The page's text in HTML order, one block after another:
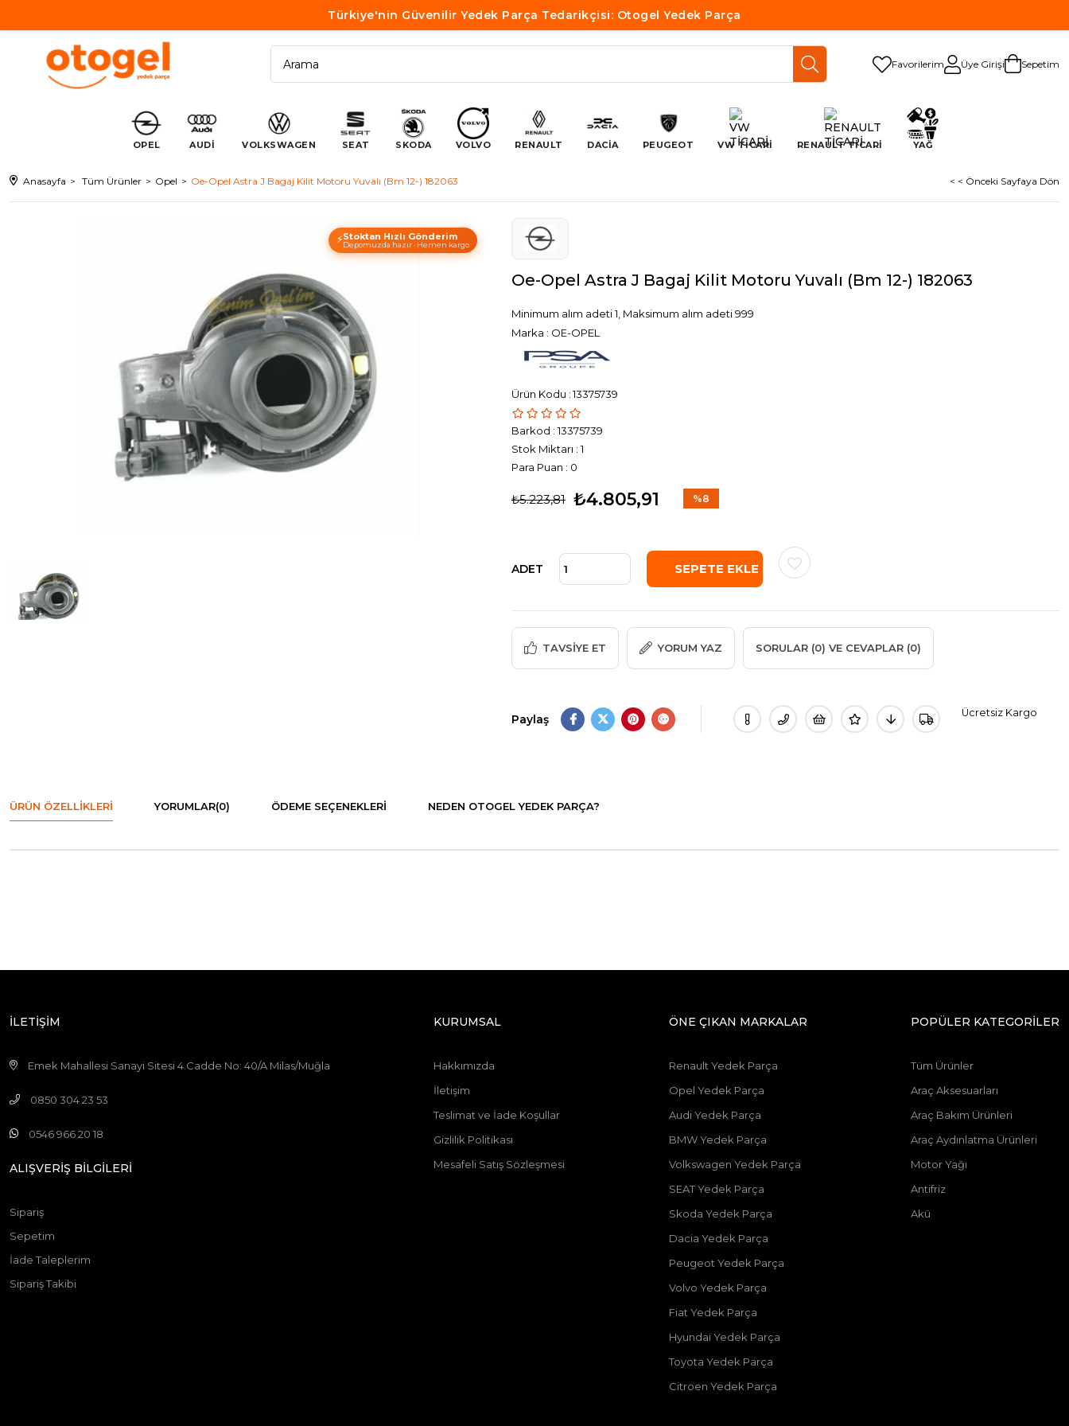
Türkiye'nin Güvenilir Yedek Parça Tedarikçisi: Otogel Yedek Parça
Favorilerim Üye Girişi Sepetim
OPEL AUDİ VOLKSWAGEN SEAT SKODA VOLVO RENAULT DACİA PEUGEOT VW TİCARİ RENAULT TİCARİ YAĞ
Anasayfa Tüm Ürünler Opel Oe-Opel Astra J Bagaj Kilit Motoru Yuvalı (Bm 12-) 182063 < < Önceki Sayfaya Dön
⚡Stoktan Hızlı Gönderim
Depomuzda hazır · Hemen kargo
Oe-Opel Astra J Bagaj Kilit Motoru Yuvalı (Bm 12-) 182063
Minimum alım adeti 1, Maksimum alım adeti 999
Marka : OE-OPEL
13375739
Barkod : 13375739
Stok Miktarı : 1
Para Puan : 0
₺5.223,81 ₺4.805,91 %8
ADET
TAVSIYE ET YORUM YAZ SORULAR (0) VE CEVAPLAR (0)
Paylaş Ücretsiz Kargo
ÜRÜN ÖZELLIKLERI YORUMLAR(0) ÖDEME SEÇENEKLERI NEDEN OTOGEL YEDEK PARÇA?
İLETİŞİM
Emek Mahallesi Sanayi Sitesi 4.Cadde No: 40/A Milas/Muğla
0850 304 23 53
0546 966 20 18
ALIŞVERİŞ BİLGİLERİ
Sipariş
Sepetim
İade Taleplerim
Sipariş Takibi
KURUMSAL
Hakkımızda
İletişim
Teslimat ve İade Koşullar
Gizlilik Politikası
Mesafeli Satış Sözleşmesi
ÖNE ÇIKAN MARKALAR
Renault Yedek Parça
Opel Yedek Parça
Audi Yedek Parça
BMW Yedek Parça
Volkswagen Yedek Parça
SEAT Yedek Parça
Skoda Yedek Parça
Dacia Yedek Parça
Peugeot Yedek Parça
Volvo Yedek Parça
Fiat Yedek Parça
Hyundai Yedek Parça
Toyota Yedek Parça
Citroen Yedek Parça
POPÜLER KATEGORİLER
Tüm Ürünler
Araç Aksesuarları
Araç Bakım Ürünleri
Araç Aydınlatma Ürünleri
Motor Yağı
Antifriz
Akü